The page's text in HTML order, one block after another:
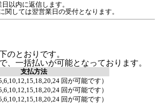
以内に返信します。
しては翌営業日の受付となります。
のとおりです。
、一括払いが可能となっております。
支払方法
回が可能です）
回が可能です）
回が可能です）